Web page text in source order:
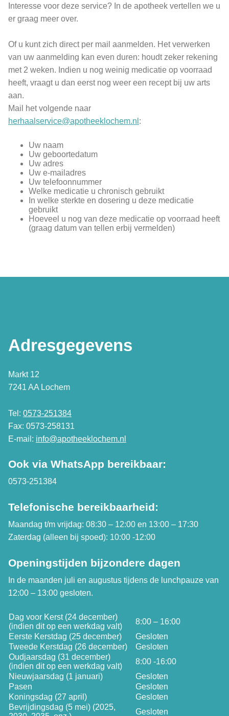
Interesse voor deze service? In de apotheek vertellen we u
er graag meer over.
Of u kunt zich direct per mail aanmelden. Het verwerken
van uw aanmelding kan even duren: houdt zeker rekening
met 2 weken. Indien u nog weinig medicatie op voorraad
heeft, vraagt u dan eerst nog weer een recept bij uw arts
aan.
Mail het volgende naar
herhaalservice@apotheeklochem.nl :
Uw naam
Uw geboortedatum
Uw adres
Uw e-mailadres
Uw telefoonnummer
Welke medicatie u chronisch gebruikt
In welke sterkte en dosering u deze medicatie
gebruikt
Hoeveel u nog van deze medicatie op voorraad heeft
(graag datum van tellen erbij vermelden)
Adresgegevens
Markt 12
7241 AA Lochem
Tel: 0573-251384
Fax: 0573-258131
E-mail: info@apotheeklochem.nl
Ook via WhatsApp bereikbaar:
0573-251384
Telefonische bereikbaarheid:
Maandag t/m vrijdag: 08:30 – 12:00 en 13:00 – 17:30
Zaterdag (alleen bij spoed): 10:00 -12:00
Openingstijden bijzondere dagen
In de maanden juli en augustus tijdens de lunchpauze van
12:00 – 13:00 gesloten.
Dag voor Kerst (24 december)
(indien dit op een werkdag valt)
8:00 – 16:00
Eerste Kerstdag (25 december)
Gesloten
Tweede Kerstdag (26 december)
Gesloten
Oudjaarsdag (31 december)
(indien dit op een werkdag valt)
8:00 -16:00
Nieuwjaarsdag (1 januari)
Gesloten
Pasen
Gesloten
Koningsdag (27 april)
Gesloten
Bevrijdingsdag (5 mei) (2025,
Gesloten